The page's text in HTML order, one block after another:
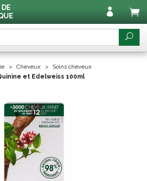
DE
Cheveux
Soins cheveux
et Edelweiss 100ml